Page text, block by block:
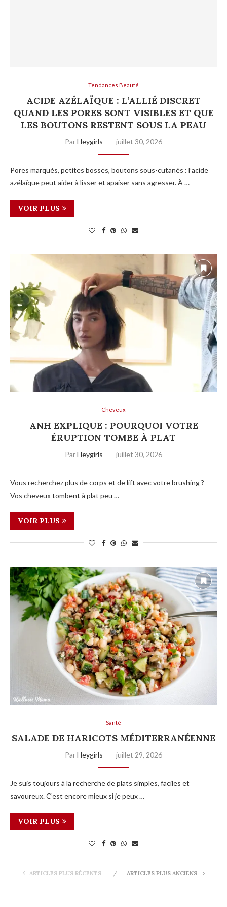
Tendances Beauté
ACIDE AZÉLAÏQUE : L’ALLIÉ DISCRET
QUAND LES PORES SONT VISIBLES ET QUE
LES BOUTONS RESTENT SOUS LA PEAU
ParHeygirls juillet 30, 2026
Pores marqués, petites bosses, boutons sous-cutanés : l’acide
azélaïque peut aider à lisser et apaiser sans agresser. À …
VOIR PLUS
Cheveux
ANH EXPLIQUE : POURQUOI VOTRE
ÉRUPTION TOMBE À PLAT
ParHeygirls juillet 30, 2026
Vous recherchez plus de corps et de lift avec votre brushing ?
Vos cheveux tombent à plat peu …
VOIR PLUS
Santé
SALADE DE HARICOTS MÉDITERRANÉENNE
ParHeygirls juillet 29, 2026
Je suis toujours à la recherche de plats simples, faciles et
savoureux. C’est encore mieux si je peux …
VOIR PLUS
ARTICLES PLUS RÉCENTS ARTICLES PLUS ANCIENS